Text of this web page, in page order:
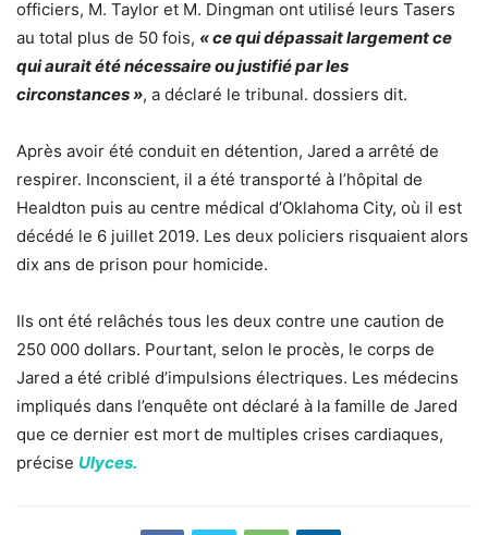
officiers, M. Taylor et M. Dingman ont utilisé leurs Tasers
au total plus de 50 fois, « ce qui dépassait largement ce
qui aurait été nécessaire ou justifié par les
circonstances », a déclaré le tribunal. dossiers dit.
Après avoir été conduit en déten­tion, Jared a arrêté de
respi­rer. Incons­cient, il a été trans­porté à l’hô­pi­tal de
Heald­ton puis au centre médi­cal d’Ok­la­homa City, où il est
décédé le 6 juillet 2019. Les deux poli­ciers risquaient alors
dix ans de prison pour homi­cide.
Ils ont été relâ­chés tous les deux contre une caution de
250 000 dollars. Pour­tant, selon le procès, le corps de
Jared a été criblé d’im­pul­sions élec­triques. Les méde­cins
impliqués dans l’enquête ont déclaré à la famille de Jared
que ce dernier est mort de multiples crises cardiaques,
précise Ulyces.